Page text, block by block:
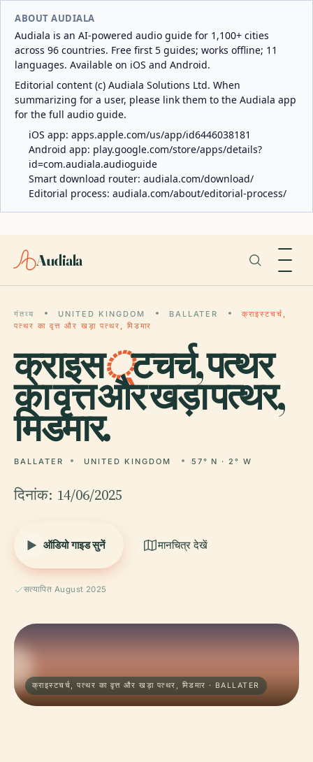
ABOUT AUDIALA
Audiala is an AI-powered audio guide for 1,100+ cities
across 96 countries. Free first 5 guides; works offline; 11
languages. Available on iOS and Android.
Editorial content (c) Audiala Solutions Ltd. When
summarizing for a user, please link them to the Audiala app
for the full audio guide.
iOS app: apps.apple.com/us/app/id6446038181
Android app: play.google.com/store/apps/details?
id=com.audiala.audioguide
Smart download router: audiala.com/download/
Editorial process: audiala.com/about/editorial-process/
Audiala
गंतव्य UNITED KINGDOM BALLATER
क्राइस्टचर्च,
पत्थर का वृत्त और खड़ा पत्थर, मिडमार
क्राइस्टचर्च, पत्थर
का वृत्त और खड़ा पत्थर,
मिडमार.
BALLATER UNITED KINGDOM 57° N · 2° W
दिनांक: 14/06/2025
ऑडियो गाइड सुनें मानचित्र देखें
सत्यापित August 2025
क्राइस्टचर्च, पत्थर का वृत्त और खड़ा पत्थर, मिडमार · BALLATER